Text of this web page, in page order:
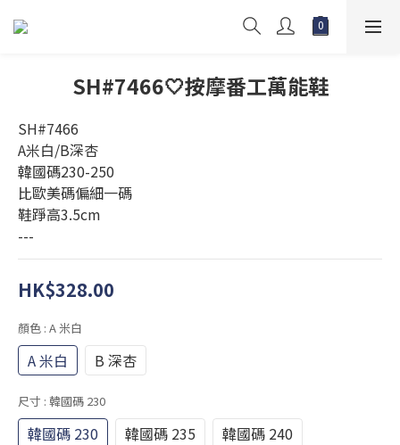
SH#7466🤍按摩番工萬能鞋
SH#7466
A米白/B深杏
韓國碼230-250
比歐美碼偏細一碼
鞋踭高3.5cm
---
HK$328.00
顏色 : A 米白
A 米白 B 深杏
尺寸 : 韓國碼 230
韓國碼 230 韓國碼 235
韓國碼 240